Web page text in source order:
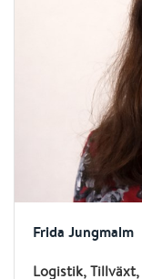
Frida Jungmalm
Logistik,